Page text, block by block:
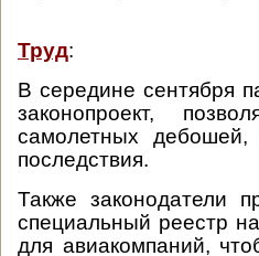
Труд:
В середине сентября
законопроект,
самолетных
последствия.
Также законодатели
специальный реестр
для авиакомпаний,